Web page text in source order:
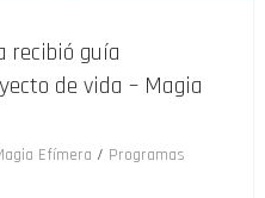
recibió guía
de vida – Magia
Efímera / Programas